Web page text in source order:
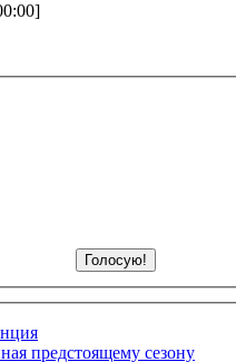
предстоящему сезону